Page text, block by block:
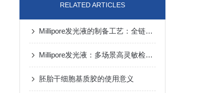
RELATED ARTICLES
Millipore发光液的制备工艺：全链路质控保障检测性能稳定
Millipore发光液：多场景高灵敏检测的核心试剂支撑
胚胎干细胞基质胶的使用意义